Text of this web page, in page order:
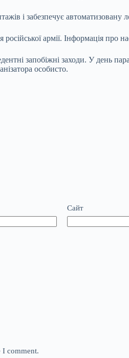
і забезпечує автоматизовану
армії. Інформація про
запобіжні заходи. У день
особисто.
Сайт
I comment.